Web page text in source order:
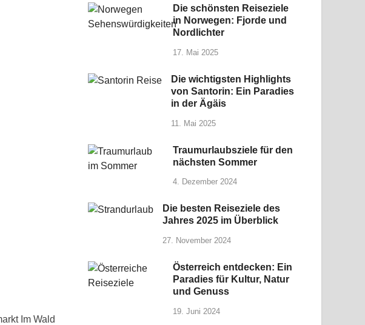
Im Wald
Die schönsten Reiseziele
in Norwegen: Fjorde und
Nordlichter
17. Mai 2025
Die wichtigsten Highlights
von Santorin: Ein Paradies
in der Ägäis
11. Mai 2025
Traumurlaubsziele für den
nächsten Sommer
4. Dezember 2024
Die besten Reiseziele des
Jahres 2025 im Überblick
27. November 2024
Österreich entdecken: Ein
Paradies für Kultur, Natur
und Genuss
19. Juni 2024